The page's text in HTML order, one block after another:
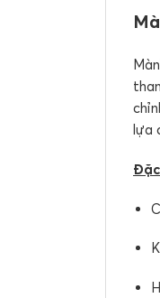
lựa